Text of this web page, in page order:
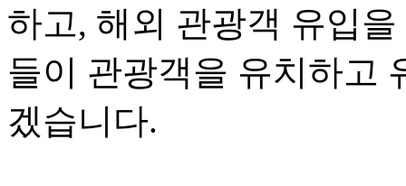
하고, 해외 관광객 유입
들이 관광객을 유치하고
겠습니다.